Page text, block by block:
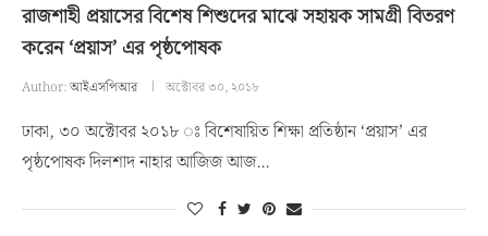
রাজশাহী প্রয়াসের বিশেষ শিশুদের মাঝে সহায়ক সামগ্রী বিতরণ
করেন ‘প্রয়াস’ এর পৃষ্ঠপোষক
Author:আইএসপিআর অক্টোবর ৩০, ২০১৮
ঢাকা, ৩০ অক্টোবর ২০১৮ ঃ বিশেষায়িত শিক্ষা প্রতিষ্ঠান ‘প্রয়াস’ এর
পৃষ্ঠপোষক দিলশাদ নাহার আজিজ আজ…